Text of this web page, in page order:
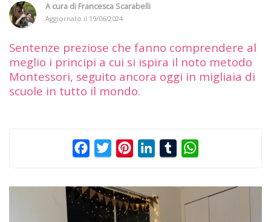
A cura di Francesca Scarabelli
Aggiornato il 19/06/2024
Sentenze preziose che fanno comprendere al
meglio i principi a cui si ispira il noto metodo
Montessori, seguito ancora oggi in migliaia di
scuole in tutto il mondo.
FacebookTwitterPinterestLinkedInTumblr